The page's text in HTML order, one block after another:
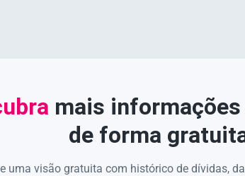
mais informações
de forma
uma visão gratuita com histórico de dívidas,